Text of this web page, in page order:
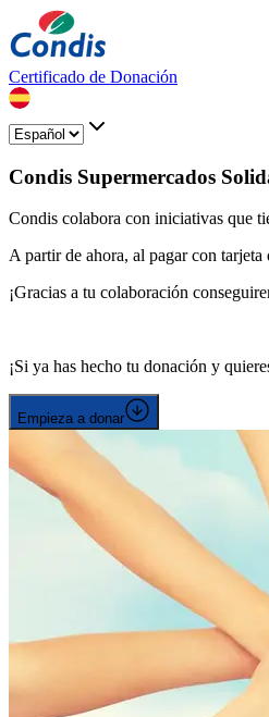
Certificado de Donación
Condis Supermercados
Condis colabora con iniciativas que
A partir de ahora, al pagar con tarjeta
¡Gracias a tu colaboración
¡Si ya has hecho tu donación y
Empieza a donar